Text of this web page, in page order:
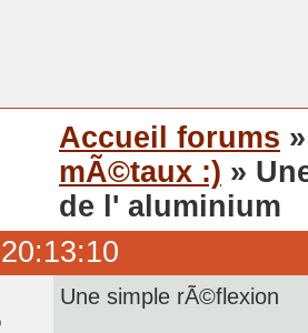
Accueil forums
mÃ©taux :) »
de l' aluminium
Une simple rÃ©flexion